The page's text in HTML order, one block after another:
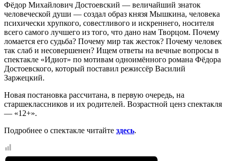
Фёдор Михайлович Достоевский — величайший знаток
человеческой души — создал образ князя Мышкина, человека
психически хрупкого, совестливого и искреннего, носителя
всего самого лучшего из того, что дано нам Творцом. Почему
ломается его судьба? Почему мир так жесток? Почему человек
так слаб и несовершенен? Ищем ответы на вечные вопросы в
спектакле «Идиот» по мотивам одноимённого романа Фёдора
Достоевского, который поставил режиссёр Василий
Заржецкий.
Новая постановка рассчитана, в первую очередь, на
старшеклассников и их родителей. Возрастной ценз спектакля
— «12+».
Подробнее о спектакле читайте здесь.